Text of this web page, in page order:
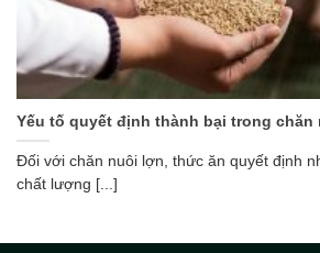
Yếu tố quyết định thành bại trong chăn
Đối với chăn nuôi lợn, thức ăn quyết định
chất lượng [...]